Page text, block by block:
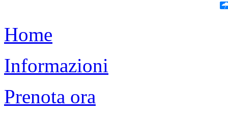
Home
Informazioni
Prenota ora